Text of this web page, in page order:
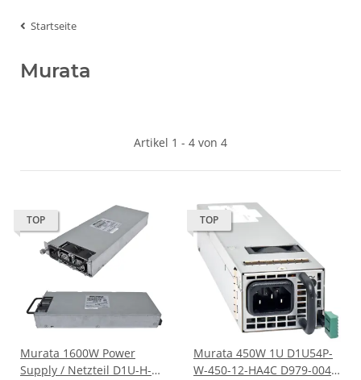
Startseite
Murata
Artikel 1 - 4 von 4
TOP
Murata 1600W Power
Supply / Netzteil D1U-H-
TOP
Murata 450W 1U D1U54P-
W-450-12-HA4C D979-004-